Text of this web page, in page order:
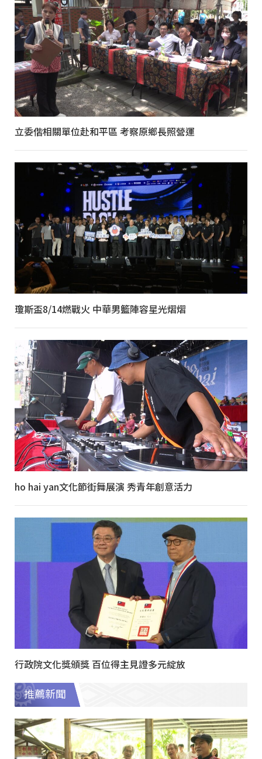
立委偕相關單位赴和平區 考察原鄉長照營運
瓊斯盃8/14燃戰火 中華男籃陣容星光熠熠
ho hai yan文化節街舞展演 秀青年創意活力
行政院文化獎頒獎 百位得主見證多元綻放
推薦新聞